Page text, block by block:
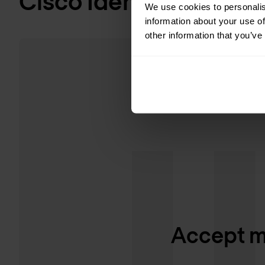
We use cookies to
information about your use
other information that
Accept